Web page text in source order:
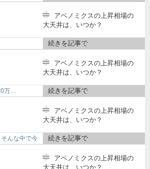
アベノミクスの上昇相場の
大天井は、いつか？
続きを記事で
アベノミクスの上昇相場の
大天井は、いつか？
万… 続きを記事で
アベノミクスの上昇相場の
大天井は、いつか？
んな中で今
続きを記事で
アベノミクスの上昇相場の
大天井は、いつか？